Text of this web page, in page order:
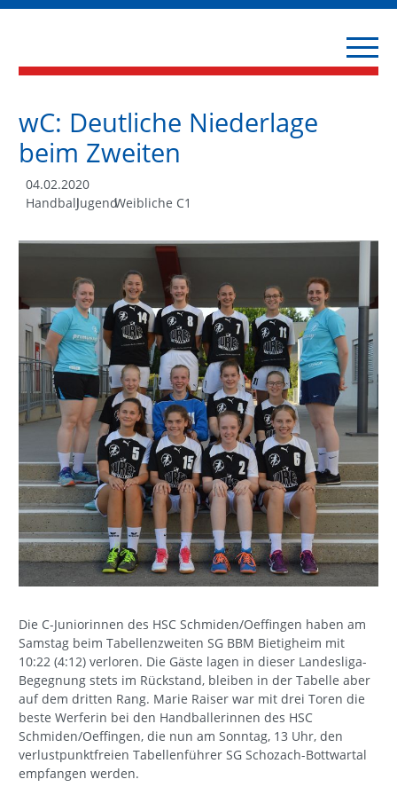
wC: Deutliche Niederlage
beim Zweiten
04.02.2020
HandballJugendWeibliche C1
Die C-Juniorinnen des HSC Schmiden/Oeffingen haben am
Samstag beim Tabellenzweiten SG BBM Bietigheim mit
10:22 (4:12) verloren. Die Gäste lagen in dieser Landesliga-
Begegnung stets im Rückstand, bleiben in der Tabelle aber
auf dem dritten Rang. Marie Raiser war mit drei Toren die
beste Werferin bei den Handballerinnen des HSC
Schmiden/Oeffingen, die nun am Sonntag, 13 Uhr, den
verlustpunktfreien Tabellenführer SG Schozach-Bottwartal
empfangen werden.